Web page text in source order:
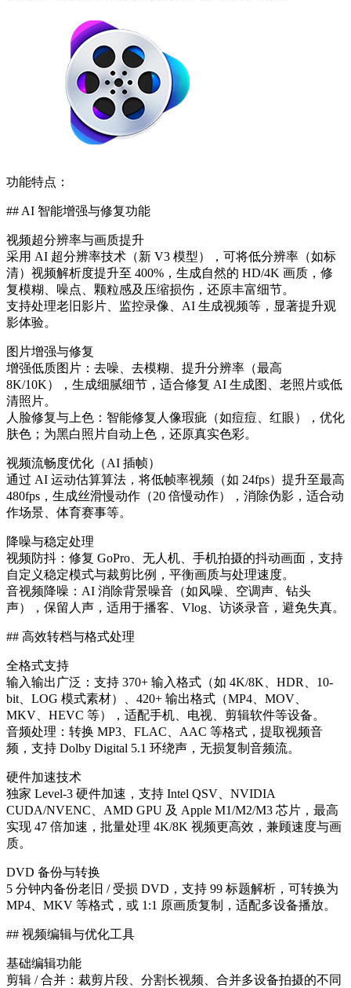
功能特点：
## AI 智能增强与修复功能
视频超分辨率与画质提升
采用 AI 超分辨率技术（新 V3 模型），可将低分辨率（如标
清）视频解析度提升至 400%，生成自然的 HD/4K 画质，修
复模糊、噪点、颗粒感及压缩损伤，还原丰富细节。
支持处理老旧影片、监控录像、AI 生成视频等，显著提升观
影体验。
图片增强与修复
增强低质图片：去噪、去模糊、提升分辨率（最高
8K/10K），生成细腻细节，适合修复 AI 生成图、老照片或低
清照片。
人脸修复与上色：智能修复人像瑕疵（如痘痘、红眼），优化
肤色；为黑白照片自动上色，还原真实色彩。
视频流畅度优化（AI 插帧）
通过 AI 运动估算算法，将低帧率视频（如 24fps）提升至最高
480fps，生成丝滑慢动作（20 倍慢动作），消除伪影，适合动
作场景、体育赛事等。
降噪与稳定处理
视频防抖：修复 GoPro、无人机、手机拍摄的抖动画面，支持
自定义稳定模式与裁剪比例，平衡画质与处理速度。
音视频降噪：AI 消除背景噪音（如风噪、空调声、钻头
声），保留人声，适用于播客、Vlog、访谈录音，避免失真。
## 高效转档与格式处理
全格式支持
输入输出广泛：支持 370+ 输入格式（如 4K/8K、HDR、10-
bit、LOG 模式素材）、420+ 输出格式（MP4、MOV、
MKV、HEVC 等），适配手机、电视、剪辑软件等设备。
音频处理：转换 MP3、FLAC、AAC 等格式，提取视频音
频，支持 Dolby Digital 5.1 环绕声，无损复制音频流。
硬件加速技术
独家 Level-3 硬件加速，支持 Intel QSV、NVIDIA
CUDA/NVENC、AMD GPU 及 Apple M1/M2/M3 芯片，最高
实现 47 倍加速，批量处理 4K/8K 视频更高效，兼顾速度与画
质。
DVD 备份与转换
5 分钟内备份老旧 / 受损 DVD，支持 99 标题解析，可转换为
MP4、MKV 等格式，或 1:1 原画质复制，适配多设备播放。
## 视频编辑与优化工具
基础编辑功能
剪辑 / 合并：裁剪片段、分割长视频、合并多设备拍摄的不同